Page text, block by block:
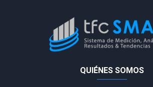
QUIÉNES SOMOS